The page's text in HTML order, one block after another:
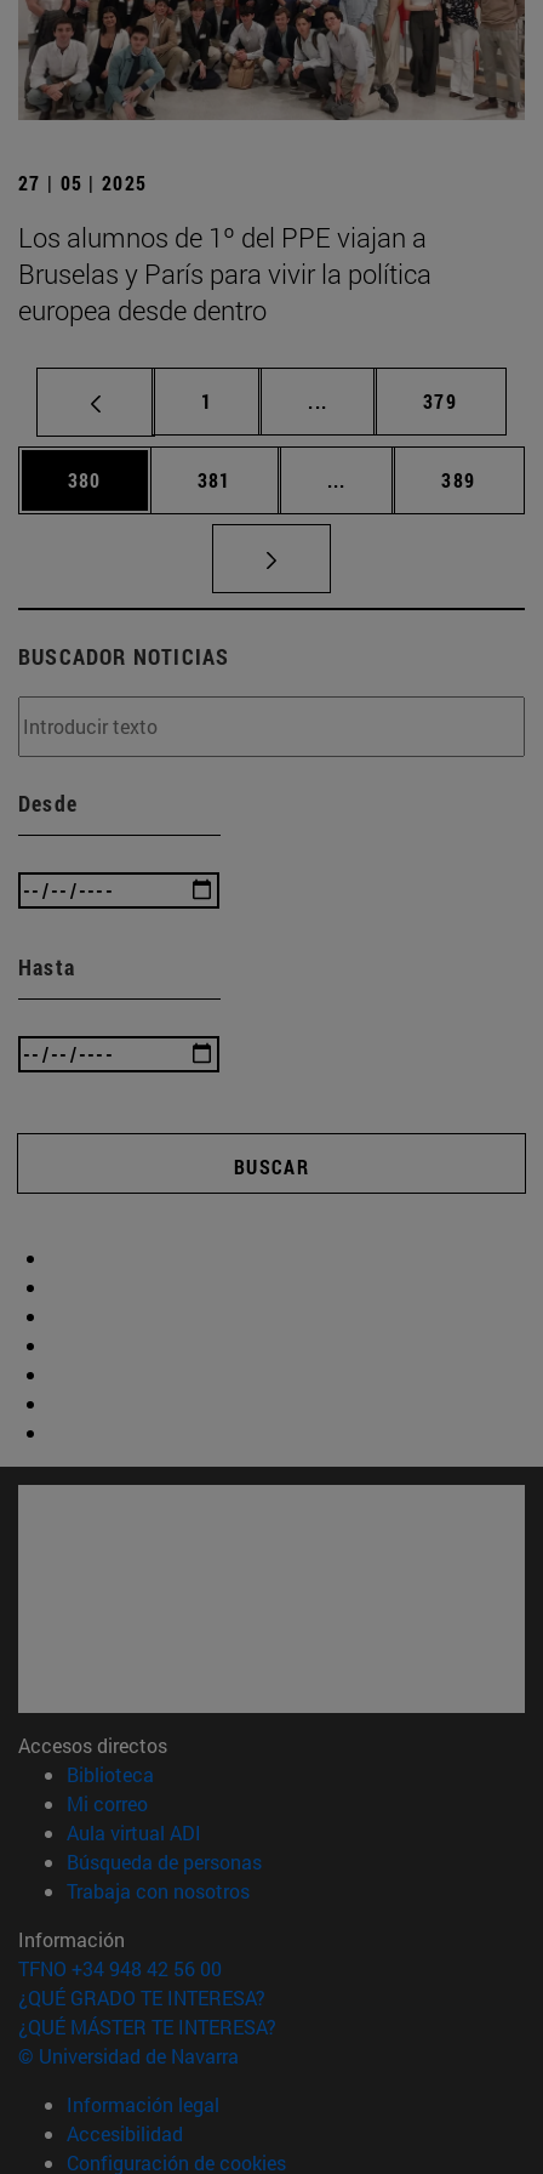
27 | 05 | 2025
Los alumnos de 1º del PPE viajan a
Bruselas y París para vivir la política
europea desde dentro
Página
1 ... Páginas intermedias
Página
379
Página
380 Página
381 ... Páginas intermedias
Página
389
BUSCADOR NOTICIAS
Desde
Hasta
BUSCAR
Accesos directos
Biblioteca
Mi correo(abre en nueva ventana)
Aula virtual ADI
Búsqueda de personas(abre en nueva ventana)
Trabaja con nosotros(abre en nueva ventana)
Información
TFNO +34 948 42 56 00
¿QUÉ GRADO TE INTERESA?
¿QUÉ MÁSTER TE INTERESA?
© Universidad de Navarra
Información legal
Accesibilidad
Configuración de cookies